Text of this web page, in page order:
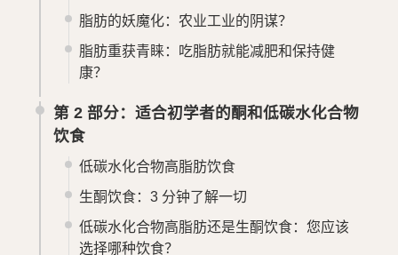
脂肪的妖魔化：农业工业的阴谋？
脂肪重获青睐：吃脂肪就能减肥和保持健
康？
第 2 部分：适合初学者的酮和低碳水化合物
饮食
低碳水化合物高脂肪饮食
生酮饮食：3 分钟了解一切
低碳水化合物高脂肪还是生酮饮食：您应该
选择哪种饮食？